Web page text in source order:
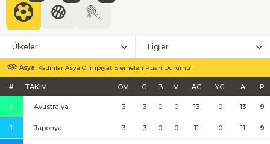
Ülkeler Ligler
Asya Kadınlar Asya Olimpiyat Elemeleri Puan Durumu
# TAKIM OM G B M AG YG A P
1 Avustralya 3 3 0 0 13 0 13 9
1 Japonya 3 3 0 0 11 0 11 9